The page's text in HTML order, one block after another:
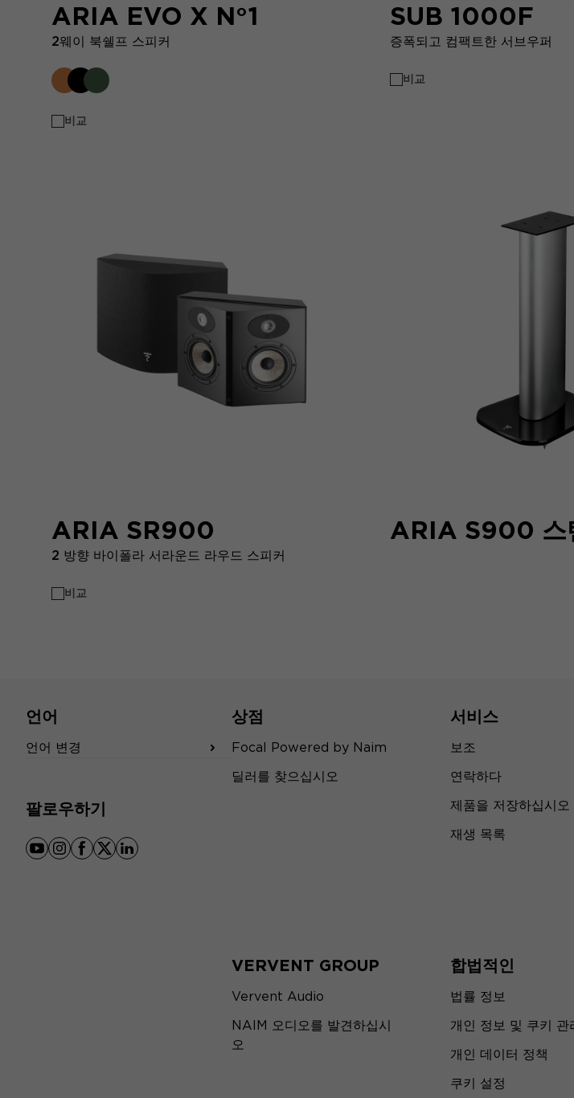
ARIA EVO X N°1
2웨이 북쉘프 스피커
비교
SUB 1000F
증폭되고 컴팩트한 서브우퍼
비교
ARIA SR900
2 방향 바이폴라 서라운드 라우드 스피커
비교
ARIA S900 스
언어
언어 변경
팔로우하기
youtube
instagram
facebook
x linkedin
상점
Focal Powered by Naim
딜러를 찾으십시오
서비스
보조
연락하다
제품을 저장하십시오
재생 목록
VERVENT GROUP
Vervent Audio
NAIM 오디오를 발견하십시
오
합법적인
법률 정보
개인 정보 및 쿠키 관
개인 데이터 정책
쿠키 설정